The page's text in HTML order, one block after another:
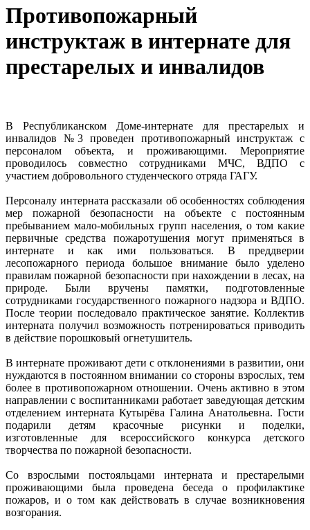
Противопожарный
инструктаж в интернате для
престарелых и инвалидов
В Республиканском Доме-интернате для престарелых и
инвалидов №3 проведен противопожарный инструктаж с
персоналом объекта, и проживающими. Мероприятие
проводилось совместно сотрудниками МЧС, ВДПО с
участием добровольного студенческого отряда ГАГУ.
Персоналу интерната рассказали об особенностях соблюдения
мер пожарной безопасности на объекте с постоянным
пребыванием мало-мобильных групп населения, о том какие
первичные средства пожаротушения могут применяться в
интернате и как ими пользоваться. В преддверии
лесопожарного периода большое внимание было уделено
правилам пожарной безопасности при нахождении в лесах, на
природе. Были вручены памятки, подготовленные
сотрудниками государственного пожарного надзора и ВДПО.
После теории последовало практическое занятие. Коллектив
интерната получил возможность потренироваться приводить
в действие порошковый огнетушитель.
В интернате проживают дети с отклонениями в развитии, они
нуждаются в постоянном внимании со стороны взрослых, тем
более в противопожарном отношении. Очень активно в этом
направлении с воспитанниками работает заведующая детским
отделением интерната Кутырёва Галина Анатольевна. Гости
подарили детям красочные рисунки и поделки,
изготовленные для всероссийского конкурса детского
творчества по пожарной безопасности.
Со взрослыми постояльцами интерната и престарелыми
проживающими была проведена беседа о профилактике
пожаров, и о том как действовать в случае возникновения
возгорания.